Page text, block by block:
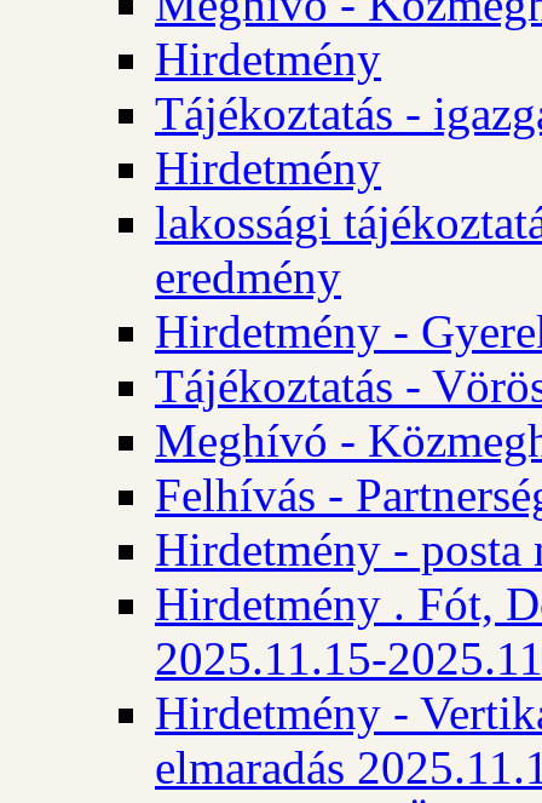
Hirdetmény
Tájékoztatás -
Hirdetmény
lakossági
eredmény
Hirdetmény -
Tájékoztatás -
Meghívó -
Felhívás -
Hirdetmény - posta
Hirdetmény . Fót,
2025.11.15-
Hirdetmény -
elmaradás